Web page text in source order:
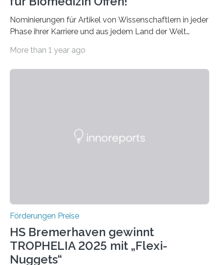
Nominierungen für Artikel von Wissenschaftlern in jeder
Phase ihrer Karriere und aus jedem Land der Welt
Leben gerufen, um die bemerkenswertesten
Foundation, des BIAL Award in Biomedicine ist in
More than 1 year ago
Förderungen Preise
HS Bremerhaven gewinnt
TROPHELIA 2025 mit „Flexi-
Nuggets“